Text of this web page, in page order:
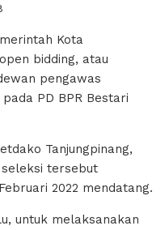
Kota
bidding, atau
pengawas
PD BPR Bestari
Tanjungpinang,
seleksi tersebut
2022 mendatang.
untuk melaksanakan